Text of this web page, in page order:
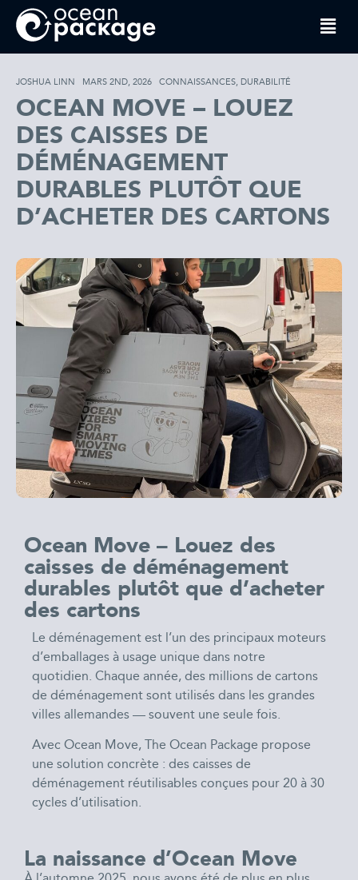
JOSHUA LINN MARS 2ND, 2026 CONNAISSANCES, DURABILITÉ
OCEAN MOVE – LOUEZ
DES CAISSES DE
DÉMÉNAGEMENT
DURABLES PLUTÔT QUE
D’ACHETER DES CARTONS
Ocean Move – Louez des
caisses de déménagement
durables plutôt que d’acheter
des cartons
Le déménagement est l’un des principaux moteurs
d’emballages à usage unique dans notre
quotidien. Chaque année, des millions de cartons
de déménagement sont utilisés dans les grandes
villes allemandes — souvent une seule fois.
Avec Ocean Move, The Ocean Package propose
une solution concrète : des caisses de
déménagement réutilisables conçues pour 20 à 30
cycles d’utilisation.
La naissance d’Ocean Move